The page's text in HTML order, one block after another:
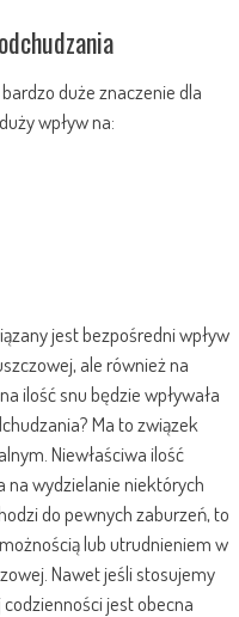
duże znaczenie dla
wpływ na:
jest bezpośredni wpływ
ale również na
ilość snu będzie wpływała
Ma to związek
Niewłaściwa ilość
na wydzielanie niektórych
do pewnych zaburzeń, to
lub utrudnieniem w
Nawet jeśli stosujemy
jest obecna